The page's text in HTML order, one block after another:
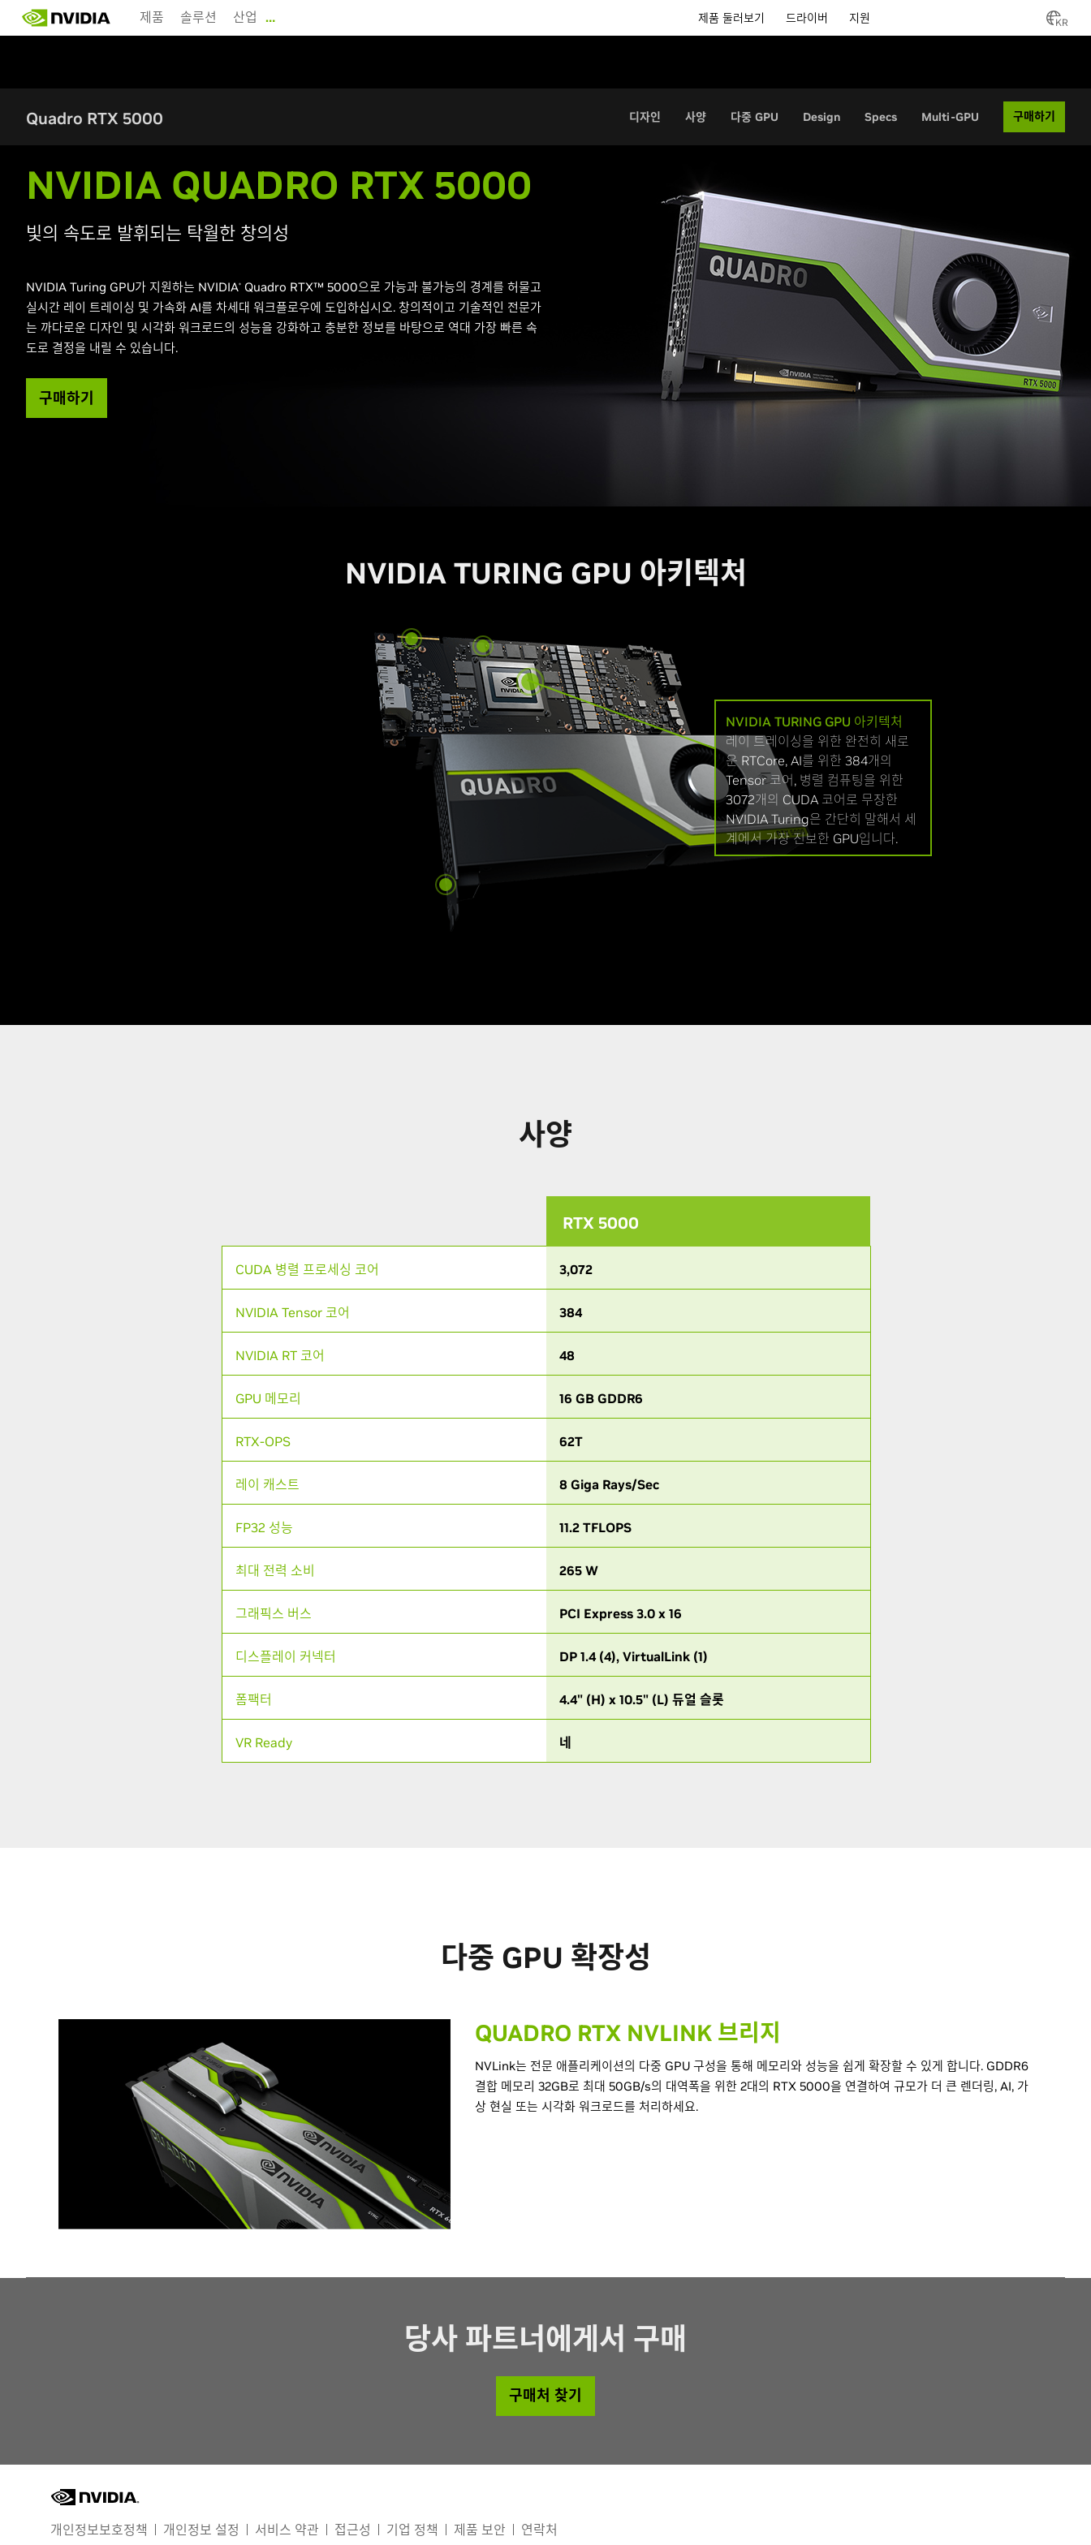
main
제품 솔루션 산업 … 제품 둘러보기 드라이버 지원 KR
Quadro RTX 5000 디자인 사양 다중 GPU Design Specs Multi-GPU 구매하기
NVIDIA QUADRO RTX 5000
빛의 속도로 발휘되는 탁월한 창의성
NVIDIA Turing GPU가 지원하는 NVIDIA®
Quadro RTX™ 5000으로 가능과 불가능의 경계를 허물고
실시간 레이 트레이싱 및 가속화 AI를 차세대 워크플로우에 도입하십시오. 창의적이고 기술적인 전문가
는 까다로운 디자인 및 시각화 워크로드의 성능을 강화하고 충분한 정보를 바탕으로 역대 가장 빠른 속
도로 결정을 내릴 수 있습니다.
구매하기
NVIDIA TURING GPU 아키텍처
NVIDIA TURING GPU 아키텍처
레이 트레이싱을 위한 완전히 새로
운 RTCore, AI를 위한 384개의
Tensor 코어, 병렬 컴퓨팅을 위한
3072개의 CUDA 코어로 무장한
NVIDIA Turing은 간단히 말해서 세
계에서 가장 진보한 GPU입니다.
사양
RTX 5000
CUDA 병렬 프로세싱 코어 3,072
NVIDIA Tensor 코어 384
NVIDIA RT 코어 48
GPU 메모리 16 GB GDDR6
RTX-OPS 62T
레이 캐스트 8 Giga Rays/Sec
FP32 성능 11.2 TFLOPS
최대 전력 소비 265 W
그래픽스 버스 PCI Express 3.0 x 16
디스플레이 커넥터 DP 1.4 (4), VirtualLink (1)
폼팩터 4.4" (H) x 10.5" (L) 듀얼 슬롯
VR Ready 네
다중 GPU 확장성
QUADRO RTX NVLINK 브리지
NVLink는 전문 애플리케이션의 다중 GPU 구성을 통해 메모리와 성능을 쉽게 확장할 수 있게 합니다. GDDR6
결합 메모리 32GB로 최대 50GB/s의 대역폭을 위한 2대의 RTX 5000을 연결하여 규모가 더 큰 렌더링, AI, 가
상 현실 또는 시각화 워크로드를 처리하세요.
당사 파트너에게서 구매
구매처 찾기
개인정보보호정책 개인정보 설정 서비스 약관 접근성 기업 정책 제품 보안 연락처